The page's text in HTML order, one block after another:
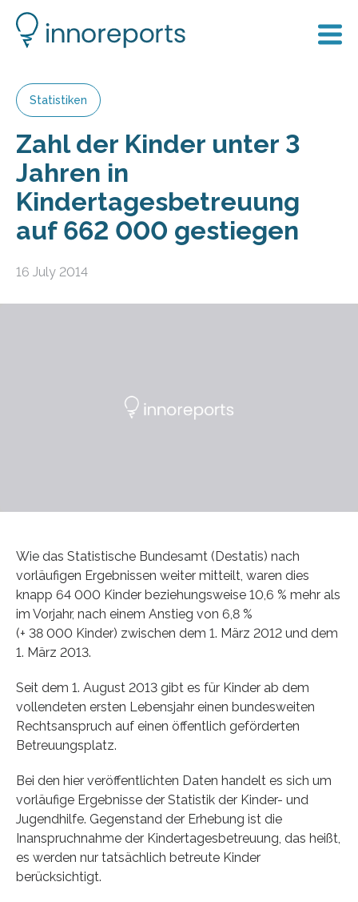
Statistiken
Zahl der Kinder unter 3
Jahren in
Kindertagesbetreuung
auf 662 000 gestiegen
16 July 2014
Wie das Statistische Bundesamt (Destatis) nach
vorläufigen Ergebnissen weiter mitteilt, waren dies
knapp 64 000 Kinder beziehungsweise 10,6 % mehr als
im Vorjahr, nach einem Anstieg von 6,8 %
(+ 38 000 Kinder) zwischen dem 1. März 2012 und dem
1. März 2013.
Seit dem 1. August 2013 gibt es für Kinder ab dem
vollendeten ersten Lebensjahr einen bundesweiten
Rechtsanspruch auf einen öffentlich geförderten
Betreuungsplatz.
Bei den hier veröffentlichten Daten handelt es sich um
vorläufige Ergebnisse der Statistik der Kinder- und
Jugendhilfe. Gegenstand der Erhebung ist die
Inanspruchnahme der Kindertagesbetreuung, das heißt,
es werden nur tatsächlich betreute Kinder
berücksichtigt.